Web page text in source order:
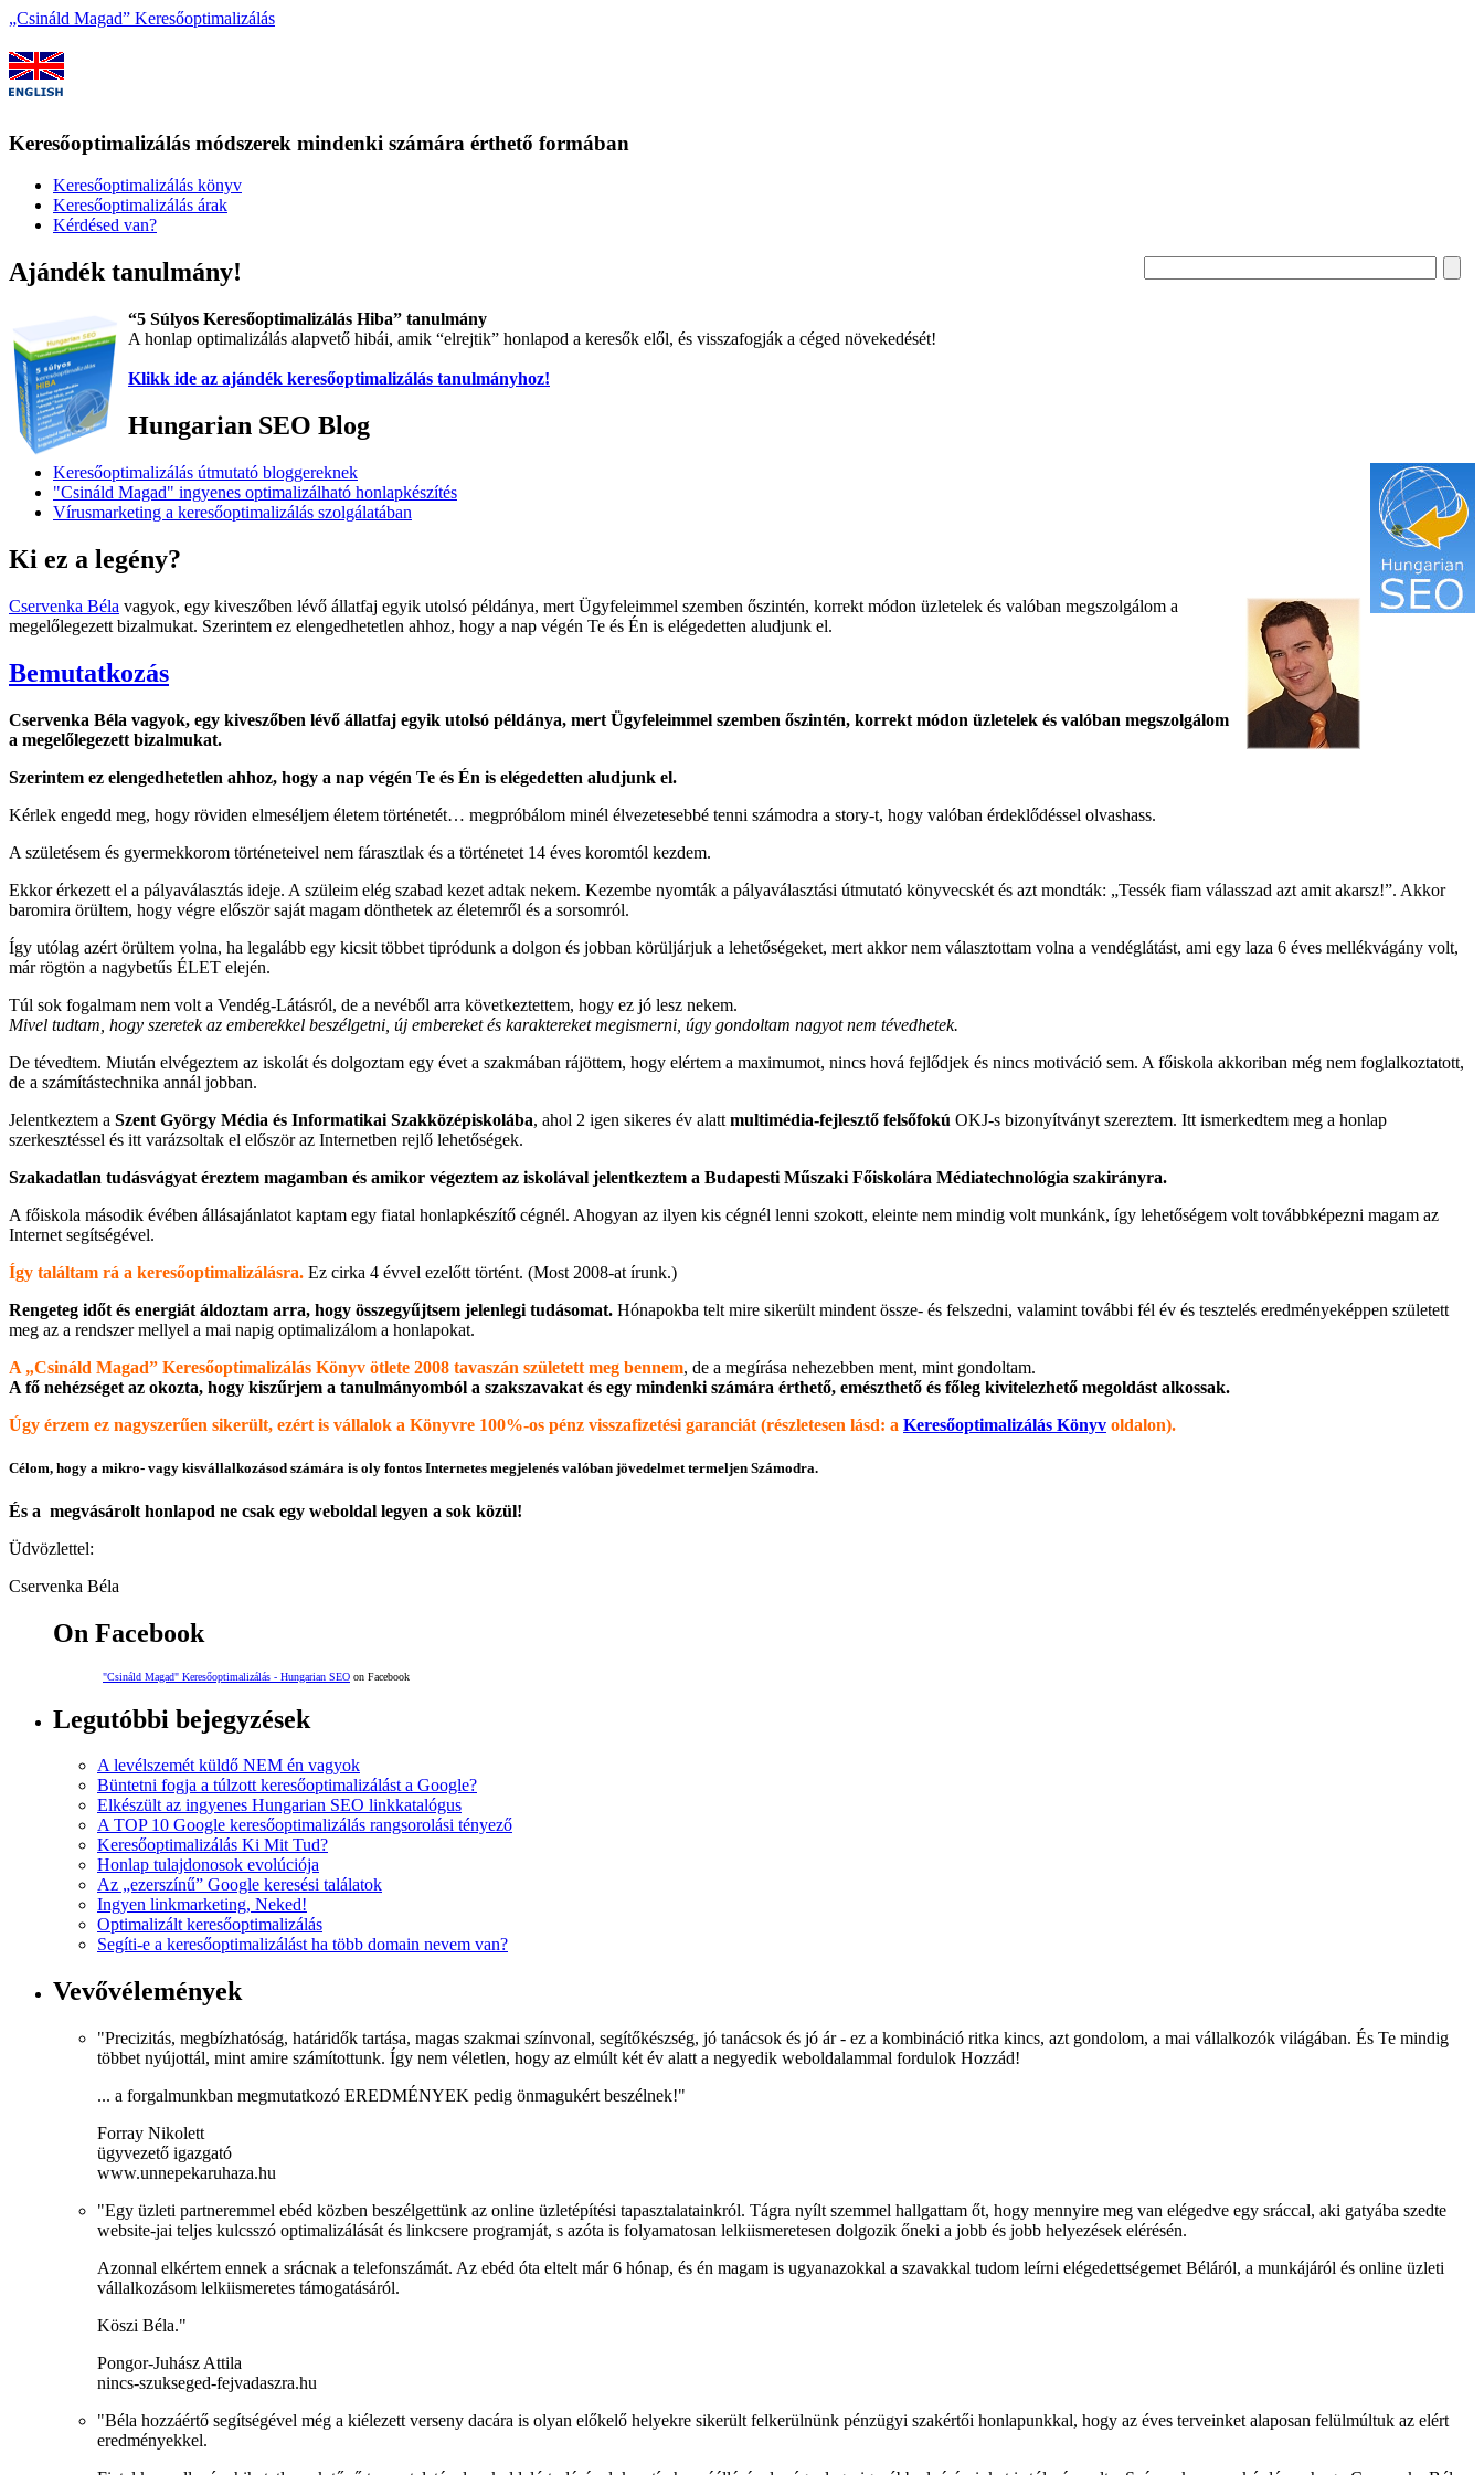
„Csináld Magad” Keresőoptimalizálás
Keresőoptimalizálás módszerek mindenki számára érthető formában
Keresőoptimalizálás könyv
Keresőoptimalizálás árak
Kérdésed van?
Ajándék tanulmány!
“5 Súlyos Keresőoptimalizálás Hiba” tanulmány
A honlap optimalizálás alapvető hibái, amik “elrejtik” honlapod a keresők elől, és visszafogják a céged növekedését!
Klikk ide az ajándék keresőoptimalizálás tanulmányhoz!
Hungarian SEO Blog
Keresőoptimalizálás útmutató bloggereknek
"Csináld Magad" ingyenes optimalizálható honlapkészítés
Vírusmarketing a keresőoptimalizálás szolgálatában
Ki ez a legény?
Cservenka Béla vagyok, egy kiveszőben lévő állatfaj egyik utolsó példánya, mert Ügyfeleimmel szemben őszintén, korrekt módon üzletelek és valóban megszolgálom a
megelőlegezett bizalmukat. Szerintem ez elengedhetetlen ahhoz, hogy a nap végén Te és Én is elégedetten aludjunk el.
Bemutatkozás
Cservenka Béla vagyok, egy kiveszőben lévő állatfaj egyik utolsó példánya, mert Ügyfeleimmel szemben őszintén, korrekt módon üzletelek és valóban megszolgálom
a megelőlegezett bizalmukat.
Szerintem ez elengedhetetlen ahhoz, hogy a nap végén Te és Én is elégedetten aludjunk el.
Kérlek engedd meg, hogy röviden elmeséljem életem történetét… megpróbálom minél élvezetesebbé tenni számodra a story-t, hogy valóban érdeklődéssel olvashass.
A születésem és gyermekkorom történeteivel nem fárasztlak és a történetet 14 éves koromtól kezdem.
Ekkor érkezett el a pályaválasztás ideje. A szüleim elég szabad kezet adtak nekem. Kezembe nyomták a pályaválasztási útmutató könyvecskét és azt mondták: „Tessék fiam válasszad azt amit akarsz!”. Akkor
baromira örültem, hogy végre először saját magam dönthetek az életemről és a sorsomról.
Így utólag azért örültem volna, ha legalább egy kicsit többet tipródunk a dolgon és jobban körüljárjuk a lehetőségeket, mert akkor nem választottam volna a vendéglátást, ami egy laza 6 éves mellékvágány volt,
már rögtön a nagybetűs ÉLET elején.
Túl sok fogalmam nem volt a Vendég-Látásról, de a nevéből arra következtettem, hogy ez jó lesz nekem.
Mivel tudtam, hogy szeretek az emberekkel beszélgetni, új embereket és karaktereket megismerni, úgy gondoltam nagyot nem tévedhetek.
De tévedtem. Miután elvégeztem az iskolát és dolgoztam egy évet a szakmában rájöttem, hogy elértem a maximumot, nincs hová fejlődjek és nincs motiváció sem. A főiskola akkoriban még nem foglalkoztatott,
de a számítástechnika annál jobban.
Jelentkeztem a Szent György Média és Informatikai Szakközépiskolába, ahol 2 igen sikeres év alatt multimédia-fejlesztő felsőfokú OKJ-s bizonyítványt szereztem. Itt ismerkedtem meg a honlap
szerkesztéssel és itt varázsoltak el először az Internetben rejlő lehetőségek.
Szakadatlan tudásvágyat éreztem magamban és amikor végeztem az iskolával jelentkeztem a Budapesti Műszaki Főiskolára Médiatechnológia szakirányra.
A főiskola második évében állásajánlatot kaptam egy fiatal honlapkészítő cégnél. Ahogyan az ilyen kis cégnél lenni szokott, eleinte nem mindig volt munkánk, így lehetőségem volt továbbképezni magam az
Internet segítségével.
Így találtam rá a keresőoptimalizálásra. Ez cirka 4 évvel ezelőtt történt. (Most 2008-at írunk.)
Rengeteg időt és energiát áldoztam arra, hogy összegyűjtsem jelenlegi tudásomat. Hónapokba telt mire sikerült mindent össze- és felszedni, valamint további fél év és tesztelés eredményeképpen született
meg az a rendszer mellyel a mai napig optimalizálom a honlapokat.
A „Csináld Magad” Keresőoptimalizálás Könyv ötlete 2008 tavaszán született meg bennem, de a megírása nehezebben ment, mint gondoltam.
A fő nehézséget az okozta, hogy kiszűrjem a tanulmányomból a szakszavakat és egy mindenki számára érthető, emészthető és főleg kivitelezhető megoldást alkossak.
Úgy érzem ez nagyszerűen sikerült, ezért is vállalok a Könyvre 100%-os pénz visszafizetési garanciát (részletesen lásd: a Keresőoptimalizálás Könyv oldalon).
Célom, hogy a mikro- vagy kisvállalkozásod számára is oly fontos Internetes megjelenés valóban jövedelmet termeljen Számodra.
És a megvásárolt honlapod ne csak egy weboldal legyen a sok közül!
Üdvözlettel:
Cservenka Béla
On Facebook
"Csináld Magad" Keresőoptimalizálás - Hungarian SEO on Facebook
Legutóbbi bejegyzések
A levélszemét küldő NEM én vagyok
Büntetni fogja a túlzott keresőoptimalizálást a Google?
Elkészült az ingyenes Hungarian SEO linkkatalógus
A TOP 10 Google keresőoptimalizálás rangsorolási tényező
Keresőoptimalizálás Ki Mit Tud?
Honlap tulajdonosok evolúciója
Az „ezerszínű” Google keresési találatok
Ingyen linkmarketing, Neked!
Optimalizált keresőoptimalizálás
Segíti-e a keresőoptimalizálást ha több domain nevem van?
Vevővélemények
"Precizitás, megbízhatóság, határidők tartása, magas szakmai színvonal, segítőkészség, jó tanácsok és jó ár - ez a kombináció ritka kincs, azt gondolom, a mai vállalkozók világában. És Te mindig
többet nyújottál, mint amire számítottunk. Így nem véletlen, hogy az elmúlt két év alatt a negyedik weboldalammal fordulok Hozzád!
... a forgalmunkban megmutatkozó EREDMÉNYEK pedig önmagukért beszélnek!"
Forray Nikolett
ügyvezető igazgató
www.unnepekaruhaza.hu
"Egy üzleti partneremmel ebéd közben beszélgettünk az online üzletépítési tapasztalatainkról. Tágra nyílt szemmel hallgattam őt, hogy mennyire meg van elégedve egy sráccal, aki gatyába szedte
website-jai teljes kulcsszó optimalizálását és linkcsere programját, s azóta is folyamatosan lelkiismeretesen dolgozik őneki a jobb és jobb helyezések elérésén.
Azonnal elkértem ennek a srácnak a telefonszámát. Az ebéd óta eltelt már 6 hónap, és én magam is ugyanazokkal a szavakkal tudom leírni elégedettségemet Béláról, a munkájáról és online üzleti
vállalkozásom lelkiismeretes támogatásáról.
Köszi Béla."
Pongor-Juhász Attila
nincs-szukseged-fejvadaszra.hu
"Béla hozzáértő segítségével még a kiélezett verseny dacára is olyan előkelő helyekre sikerült felkerülnünk pénzügyi szakértői honlapunkkal, hogy az éves terveinket alaposan felülmúltuk az elért
eredményekkel.